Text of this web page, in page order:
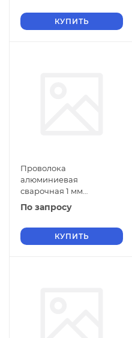
КУПИТЬ
Проволока
алюминиевая
сварочная 1 мм
СвАМг3М ГОСТ 7871-2019
По запросу
КУПИТЬ